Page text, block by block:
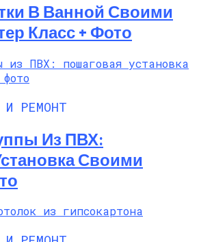
В Ванной Своими
Класс + Фото
И РЕМОНТ
Из ПВХ:
Своими